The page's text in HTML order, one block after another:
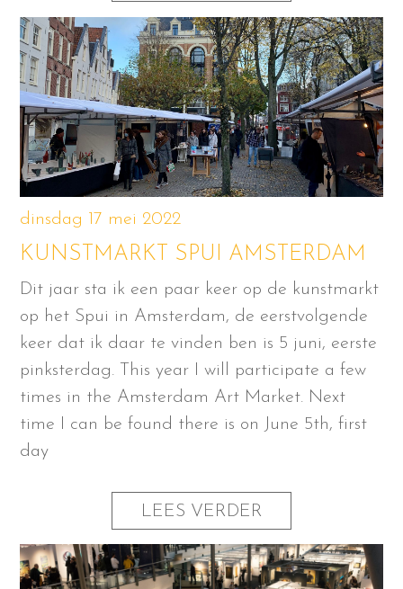
dinsdag 17 mei 2022
KUNSTMARKT SPUI AMSTERDAM
Dit jaar sta ik een paar keer op de kunstmarkt
op het Spui in Amsterdam, de eerstvolgende
keer dat ik daar te vinden ben is 5 juni, eerste
pinksterdag. This year I will participate a few
times in the Amsterdam Art Market. Next
time I can be found there is on June 5th, first
day
LEES VERDER